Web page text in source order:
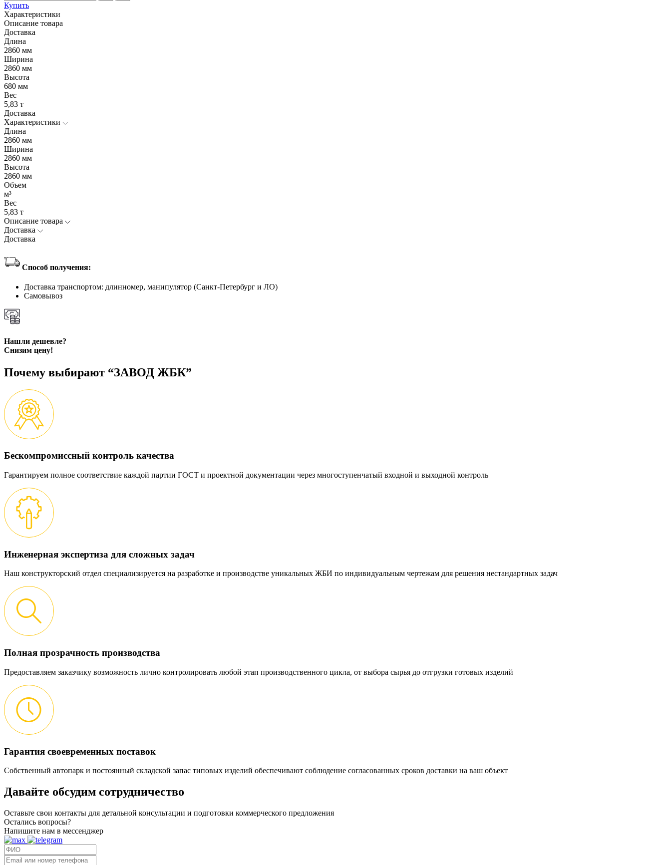
Купить
Характеристики
Описание товара
Доставка
Длина
2860 мм
Ширина
2860 мм
Высота
680 мм
Вес
5,83 т
Доставка
Характеристики
Длина
2860 мм
Ширина
2860 мм
Высота
2860 мм
Объем
м³
Вес
5,83 т
Описание товара
Доставка
Доставка
Способ получения:
Доставка транспортом: длинномер, манипулятор (Санкт-Петербург и ЛО)
Самовывоз
Нашли дешевле?
Снизим цену!
Почему выбирают “ЗАВОД ЖБК”
Бескомпромиссный контроль качества
Гарантируем полное соответствие каждой партии ГОСТ и проектной документации через многоступенчатый входной и выходной контроль
Инженерная экспертиза для сложных задач
Наш конструкторский отдел специализируется на разработке и производстве уникальных ЖБИ по индивидуальным чертежам для решения нестандартных задач
Полная прозрачность производства
Предоставляем заказчику возможность лично контролировать любой этап производственного цикла, от выбора сырья до отгрузки готовых изделий
Гарантия своевременных поставок
Собственный автопарк и постоянный складской запас типовых изделий обеспечивают соблюдение согласованных сроков доставки на ваш объект
Давайте обсудим сотрудничество
Оставьте свои контакты для детальной консультации и подготовки коммерческого предложения
Остались вопросы?
Напишите нам в мессенджер